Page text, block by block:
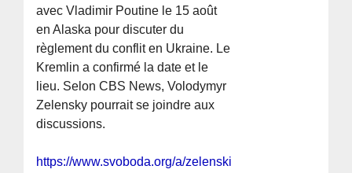
avec Vladimir Poutine le 15 août
en Alaska pour discuter du
règlement du conflit en Ukraine. Le
Kremlin a confirmé la date et le
lieu. Selon CBS News, Volodymyr
Zelensky pourrait se joindre aux
discussions.
https://www.svoboda.org/a/zelenskiy-